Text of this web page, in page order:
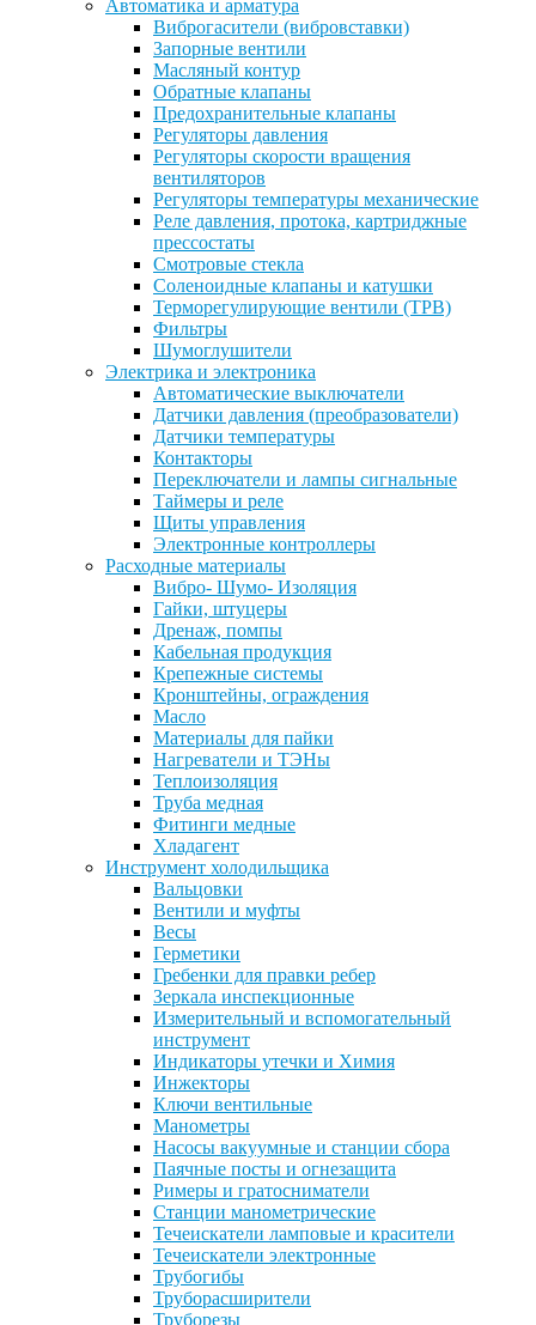
Автоматика и арматура
Виброгасители (вибровставки)
Запорные вентили
Масляный контур
Обратные клапаны
Предохранительные клапаны
Регуляторы давления
Регуляторы скорости вращения
вентиляторов
Регуляторы температуры механические
Реле давления, протока, картриджные
прессостаты
Смотровые стекла
Соленоидные клапаны и катушки
Терморегулирующие вентили (ТРВ)
Фильтры
Шумоглушители
Электрика и электроника
Автоматические выключатели
Датчики давления (преобразователи)
Датчики температуры
Контакторы
Переключатели и лампы сигнальные
Таймеры и реле
Щиты управления
Электронные контроллеры
Расходные материалы
Вибро- Шумо- Изоляция
Гайки, штуцеры
Дренаж, помпы
Кабельная продукция
Крепежные системы
Кронштейны, ограждения
Масло
Материалы для пайки
Нагреватели и ТЭНы
Теплоизоляция
Труба медная
Фитинги медные
Хладагент
Инструмент холодильщика
Вальцовки
Вентили и муфты
Весы
Герметики
Гребенки для правки ребер
Зеркала инспекционные
Измерительный и вспомогательный
инструмент
Индикаторы утечки и Химия
Инжекторы
Ключи вентильные
Манометры
Насосы вакуумные и станции сбора
Паячные посты и огнезащита
Римеры и гратосниматели
Станции манометрические
Течеискатели ламповые и красители
Течеискатели электронные
Трубогибы
Труборасширители
Труборезы